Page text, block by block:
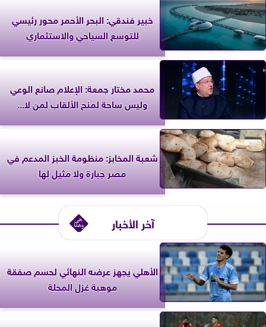
خبير فندقي: البحر الأحمر محور رئيسي
للتوسع السياحي والاستثماري
محمد مختار جمعة: الإعلام صانع الوعي
وليس ساحة لمنح الألقاب لمن لا...
شعبة المخابز: منظومة الخبز المدعم في
مصر جبارة ولا مثيل لها
آخر الأخبار
الأهلي يجهز عرضه النهائي لحسم صفقة
موهبة غزل المحلة